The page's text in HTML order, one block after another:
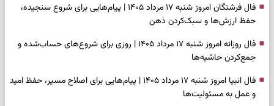
فال فرشتگان امروز شنبه ۱۷ مرداد ۱۴۰۵ | پیام‌هایی برای شروع سنجیده،
حفظ ارزش‌ها و سبک‌کردن ذهن
فال روزانه امروز شنبه ۱۷ مرداد ۱۴۰۵ | روزی برای شروع‌های حساب‌شده و
جمع‌کردن حاشیه‌ها
فال انبیا امروز شنبه ۱۷ مرداد ۱۴۰۵ | پیام‌هایی برای اصلاح مسیر، حفظ امید
و عمل به مسئولیت‌ها